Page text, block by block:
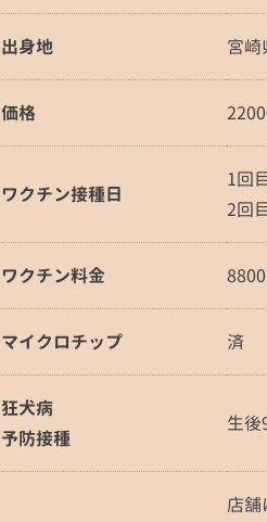
出身地 宮崎
価格
ワクチン接種日
1回
2回
ワクチン料金 8800
マイクロチップ 済
狂犬病
予防接種
生後
店舗